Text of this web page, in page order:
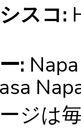
スコ:
:
ジは